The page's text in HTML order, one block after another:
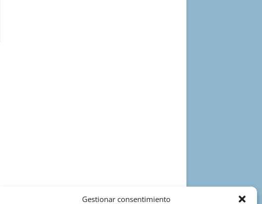
Gestionar consentimiento